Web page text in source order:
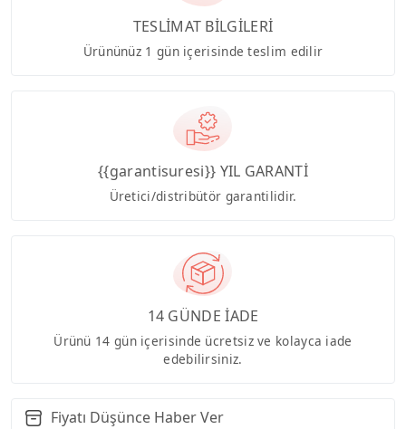
TESLİMAT BİLGİLERİ
Ürününüz 1 gün içerisinde teslim edilir
{{garantisuresi}} YIL GARANTİ
Üretici/distribütör garantilidir.
14 GÜNDE İADE
Ürünü 14 gün içerisinde ücretsiz ve kolayca iade
edebilirsiniz.
Fiyatı Düşünce Haber Ver